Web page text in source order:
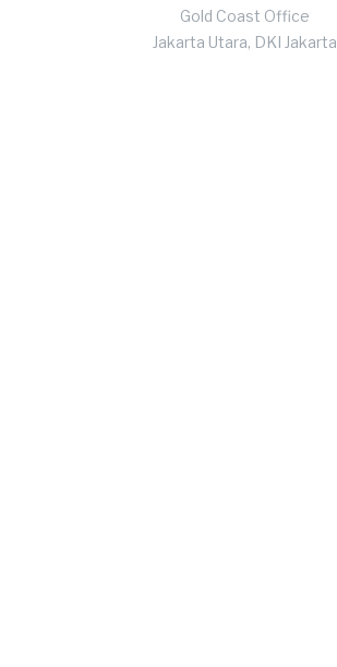
Gold Coast Office
Jakarta Utara, DKI Jakarta